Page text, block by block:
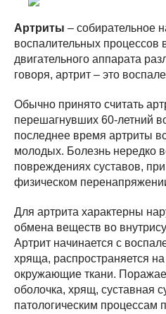
Артриты – собирательное
воспалительных процессов
двигательного аппарата
говоря, артрит – это
Обычно принято считать
перешагнувших 60-летний
последнее время артриты
молодых. Болезнь нередко
повреждениях суставов,
физическом
Для артрита характерны
обмена веществ во
Артрит начинается с
хряща, распространяется на
окружающие ткани.
оболочка, хрящ, суставная
патологическим процессам